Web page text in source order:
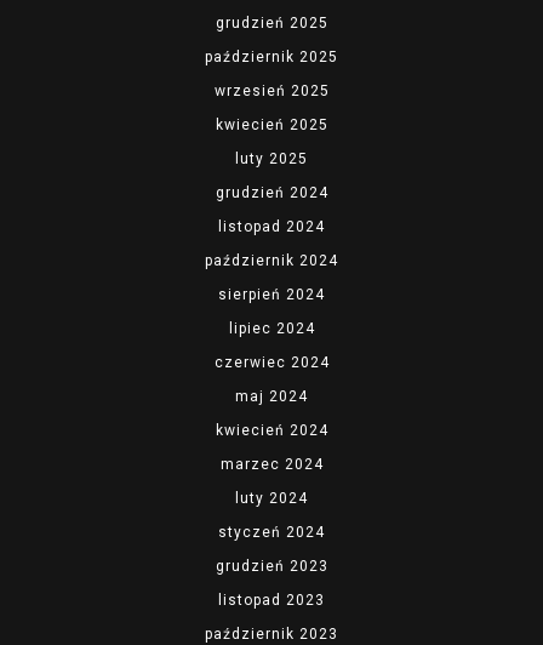
grudzień 2025
październik 2025
wrzesień 2025
kwiecień 2025
luty 2025
grudzień 2024
listopad 2024
październik 2024
sierpień 2024
lipiec 2024
czerwiec 2024
maj 2024
kwiecień 2024
marzec 2024
luty 2024
styczeń 2024
grudzień 2023
listopad 2023
październik 2023